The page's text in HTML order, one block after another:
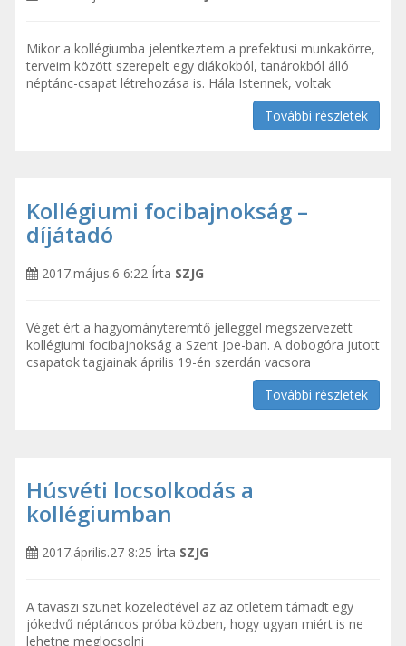
Mikor a kollégiumba jelentkeztem a prefektusi munkakörre,
terveim között szerepelt egy diákokból, tanárokból álló
néptánc-csapat létrehozása is. Hála Istennek, voltak
További részletek
Kollégiumi focibajnokság –
díjátadó
2017.május.6 6:22 Írta SZJG
Véget ért a hagyományteremtő jelleggel megszervezett
kollégiumi focibajnokság a Szent Joe-ban. A dobogóra jutott
csapatok tagjainak április 19-én szerdán vacsora
További részletek
Húsvéti locsolkodás a
kollégiumban
2017.április.27 8:25 Írta SZJG
A tavaszi szünet közeledtével az az ötletem támadt egy
jókedvű néptáncos próba közben, hogy ugyan miért is ne
lehetne meglocsolni